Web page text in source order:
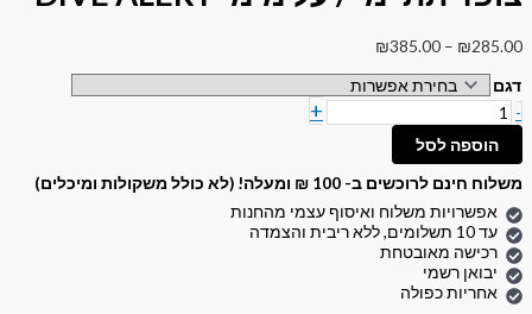
₪285.00
–
₪385.00
דגם
-
+
הוספה לסל
משלוח חינם לרוכשים ב- 100 ₪ ומעלה! (לא כולל משקולות ומיכלים)
אפשרויות משלוח ואיסוף עצמי מהחנות
עד 10 תשלומים, ללא ריבית והצמדה
רכישה מאובטחת
יבואן רשמי
אחריות כפולה